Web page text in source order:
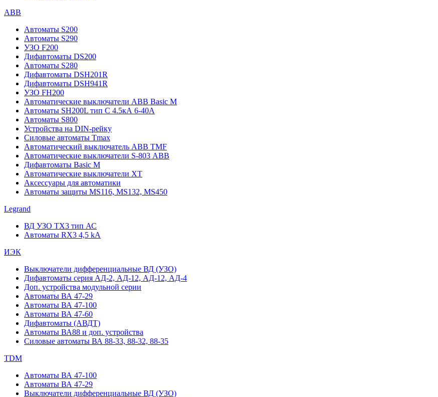
ABB
Автоматы S200
Автоматы S290
УЗО F200
Дифавтоматы DS200
Автоматы S280
Дифавтоматы DSH201R
Дифавтоматы DSH941R
УЗО FH200
Автоматические выключатели ABB Basic M
Автоматы SH200L тип С 4.5кА 6-40А
Автоматы S800
Устройства на DIN-рейку
Силовые автоматы Tmax
Автоматический выключатель ABB TMF
Автоматические выключатели S-803 АВВ
Дифавтоматы Basic M
Автоматические выключатели XT
Аксессуары для автоматики
Автоматы защиты MS116, MS132, MS450
Legrand
ВД УЗО TX3 тип АС
Автоматы RX3 4,5 kA
ИЭК
Выключатели дифференциальные ВД (УЗО)
Дифавтоматы серия АД-2, АД-12, АД-12, АД-4
Доп. устройства модульной серии
Автоматы ВА 47-29
Автоматы ВА 47-100
Автоматы ВА 47-60
Дифавтоматы (АВДТ)
Автоматы ВА88 и доп. устройства
Силовые автоматы ВА 88-33, 88-32, 88-35
TDM
Автоматы ВА 47-100
Автоматы ВА 47-29
Выключатели дифференциальные ВД (УЗО)